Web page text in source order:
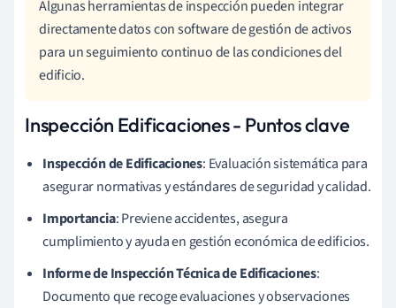
Algunas herramientas de inspección pueden integrar
directamente datos con software de gestión de activos
para un seguimiento continuo de las condiciones del
edificio.
Inspección Edificaciones - Puntos clave
Inspección de Edificaciones: Evaluación sistemática para
asegurar normativas y estándares de seguridad y calidad.
Importancia: Previene accidentes, asegura
cumplimiento y ayuda en gestión económica de edificios.
Informe de Inspección Técnica de Edificaciones:
Documento que recoge evaluaciones y observaciones